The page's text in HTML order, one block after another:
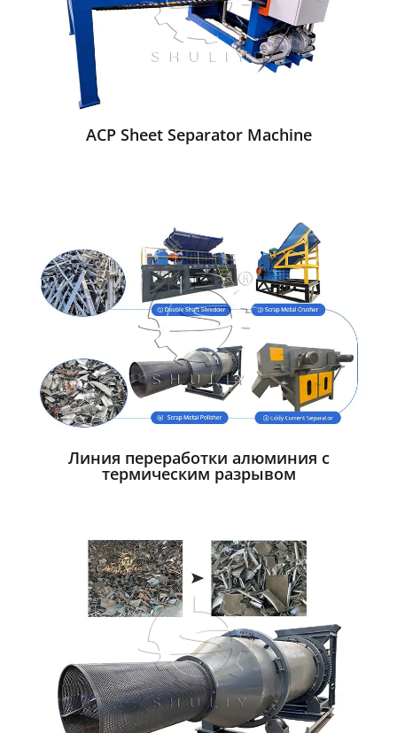
ACP Sheet Separator Machine
Линия переработки алюминия с
термическим разрывом